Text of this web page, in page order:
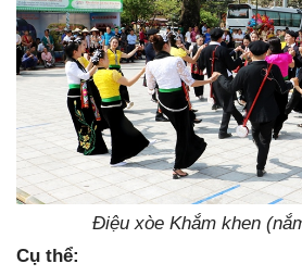
Điệu xòe Khắm khen
Cụ thể: